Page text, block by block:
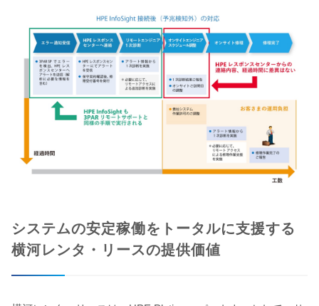
システムの安定稼働をトータルに支援する
横河レンタ・リースの提供価値